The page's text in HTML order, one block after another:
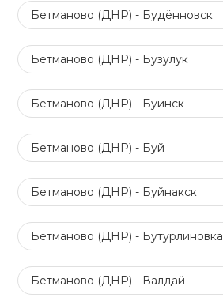
Бетманово (ДНР) - Будённовск
Бетманово (ДНР) - Бузулук
Бетманово (ДНР) - Буинск
Бетманово (ДНР) - Буй
Бетманово (ДНР) - Буйнакск
Бетманово (ДНР) - Бутурлиновка
Бетманово (ДНР) - Валдай